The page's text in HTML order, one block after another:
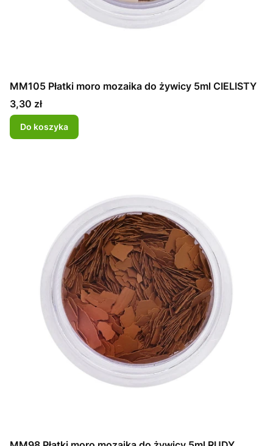
MM105 Płatki moro mozaika do żywicy 5ml CIELISTY
Cena
3,30 zł
Do koszyka